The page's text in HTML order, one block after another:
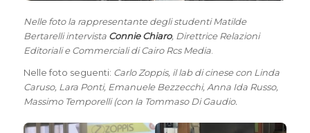
Nelle foto la rappresentante degli studenti Matilde
Bertarelli intervista Connie Chiaro, Direttrice Relazioni
Editoriali e Commerciali di Cairo Rcs Media.
Nelle foto seguenti: Carlo Zoppis, il lab di cinese con Linda
Caruso, Lara Ponti, Emanuele Bezzecchi, Anna Ida Russo,
Massimo Temporelli (con la Tommaso Di Gaudio.